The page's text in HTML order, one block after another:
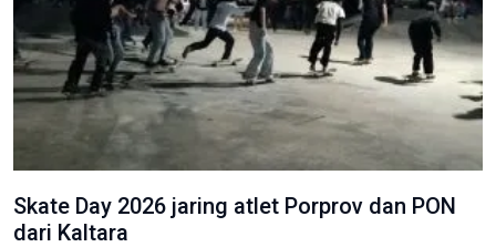
Skate Day 2026 jaring atlet Porprov dan PON
dari Kaltara